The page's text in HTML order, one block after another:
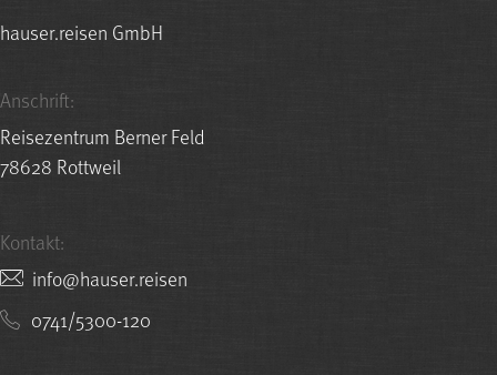
hauser.reisen GmbH
Anschrift:
Reisezentrum Berner Feld
78628 Rottweil
Kontakt:
nesier.resuah@ofni
0741/5300-120